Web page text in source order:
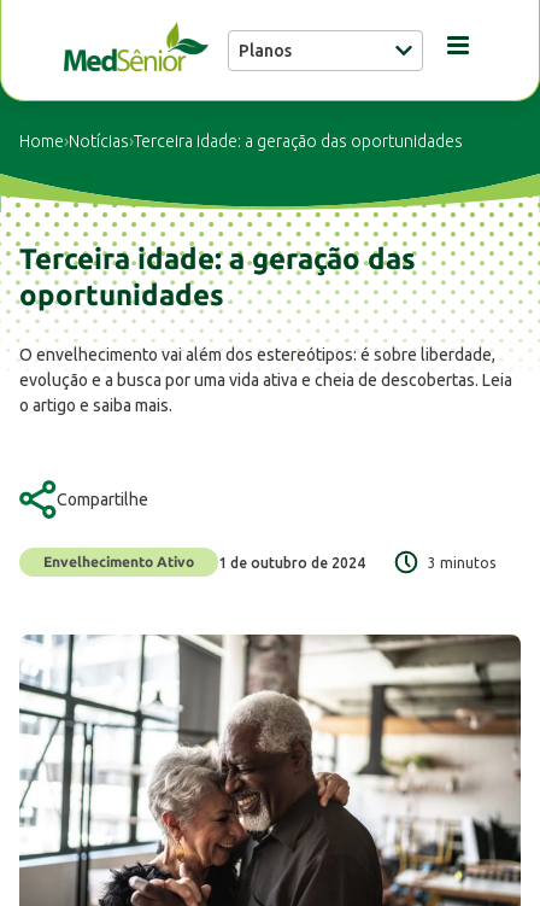
Planos
Unidades
Notícias
Home›Notícias›Terceira idade: a geração das oportunidades
Terceira idade: a geração das
oportunidades
O envelhecimento vai além dos estereótipos: é sobre liberdade,
evolução e a busca por uma vida ativa e cheia de descobertas. Leia
o artigo e saiba mais.
Compartilhe
1 de outubro de 2024 3 minutos
Envelhecimento Ativo